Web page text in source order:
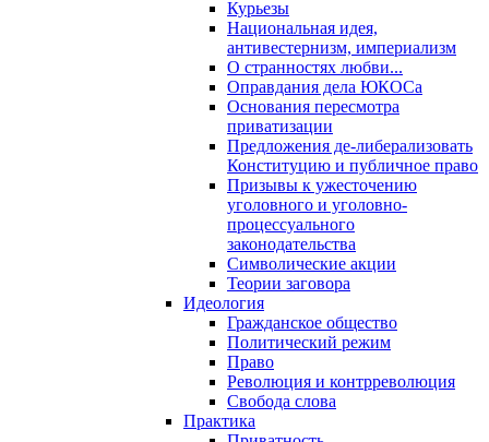
Курьезы
Национальная идея,
антивестернизм, империализм
О странностях любви...
Оправдания дела ЮКОСа
Основания пересмотра
приватизации
Предложения де-либерализовать
Конституцию и публичное право
Призывы к ужесточению
уголовного и уголовно-
процессуального
законодательства
Символические акции
Теории заговора
Идеология
Гражданское общество
Политический режим
Право
Революция и контрреволюция
Свобода слова
Практика